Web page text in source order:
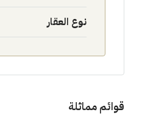
نوع العقار
قوائم مماثلة